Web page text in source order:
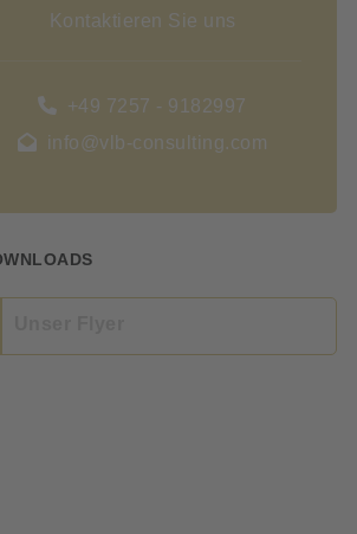
Kontaktieren Sie uns
+49 7257 - 9182997
info@vlb-consulting.com